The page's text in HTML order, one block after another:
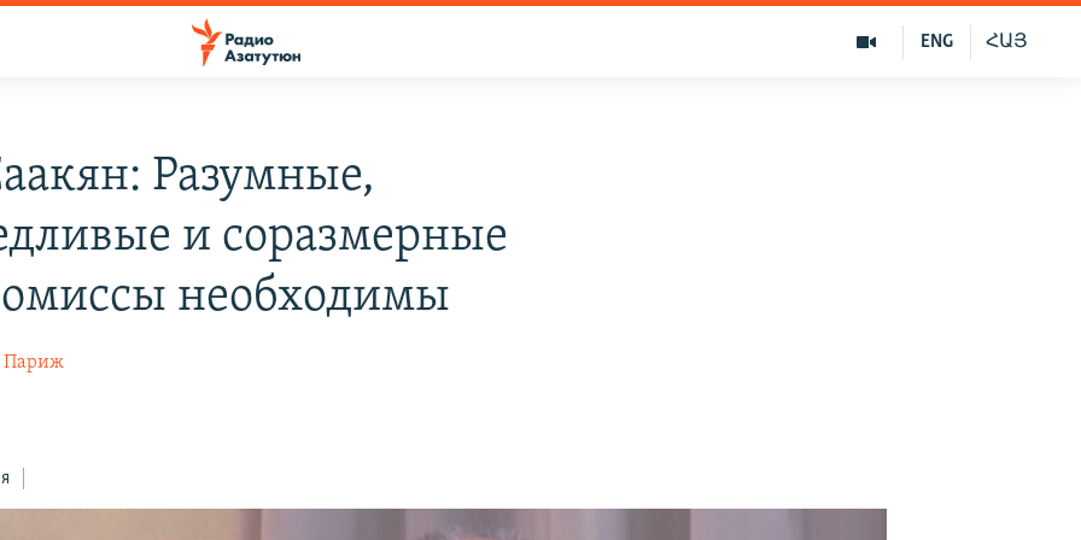
ՀԱՅ
ENG
Разумные,
и соразмерные
необходимы
Париж